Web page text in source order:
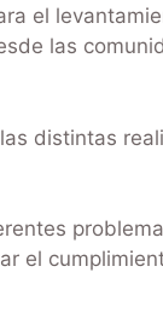
el
las
distintas
el